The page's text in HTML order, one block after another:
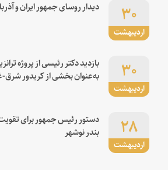
اردیبهشت
۳۰ دیدار روسای جمهور ایران و
اردیبهشت
۳۰
بازدید دکتر رئیسی از پروژه
به‌عنوان بخشی از کریدور
اردیبهشت
۲۸
دستور رئیس جمهور برای
بندر نوشهر